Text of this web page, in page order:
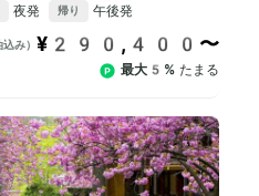
夜発 帰り 午後発
み） ¥290,400〜
最大5% たまる